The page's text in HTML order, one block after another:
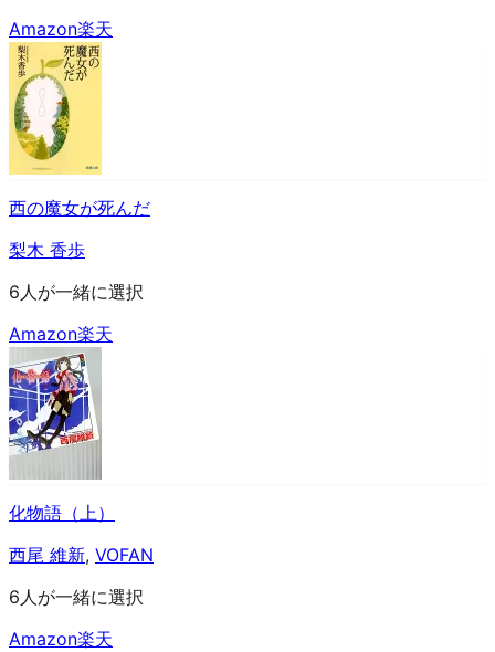
Amazon楽天
西の魔女が死んだ
梨木 香歩
6人が一緒に選択
Amazon楽天
化物語（上）
西尾 維新, VOFAN
6人が一緒に選択
Amazon楽天